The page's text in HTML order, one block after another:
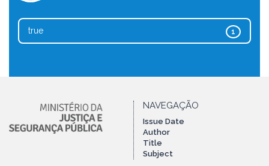
1
true
NAVEGAÇÃO
Issue Date
Author
Title
Subject